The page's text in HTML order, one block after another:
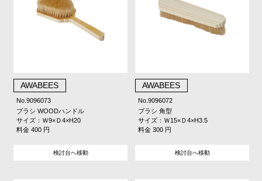
AWABEES
No.9096073
ブラシ WOODハンドル
サイズ：Ｗ9×Ｄ4×H20
料金 400 円
検討台へ移動
AWABEES
No.9096072
ブラシ 角型
サイズ：Ｗ15×Ｄ4×H3.5
料金 300 円
検討台へ移動